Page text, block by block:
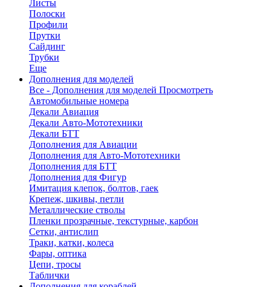
Листы
Полоски
Профили
Прутки
Сайдинг
Трубки
Еще
Дополнения для моделей
Все - Дополнения для моделей Просмотреть
Автомобильные номера
Декали Авиация
Декали Авто-Мототехники
Декали БТТ
Дополнения для Авиации
Дополнения для Авто-Мототехники
Дополнения для БТТ
Дополнения для Фигур
Имитация клепок, болтов, гаек
Крепеж, шкивы, петли
Металлические стволы
Пленки прозрачные, текстурные, карбон
Сетки, антислип
Траки, катки, колеса
Фары, оптика
Цепи, тросы
Таблички